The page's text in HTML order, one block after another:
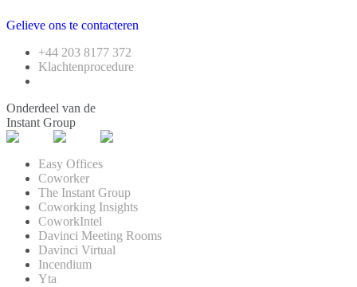
Gelieve ons te contacteren
+44 203 8177 372
Klachtenprocedure
Onderdeel van de
Instant Group
Easy Offices
Coworker
The Instant Group
Coworking Insights
CoworkIntel
Davinci Meeting Rooms
Davinci Virtual
Incendium
Yta